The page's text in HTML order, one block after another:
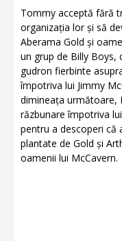
Tommy acceptă fără
organizația lor și să
Aberama Gold și
un grup de Billy Boys,
gudron fierbinte
împotriva lui Jimmy
dimineața următoare,
răzbunare împotriva
pentru a descoperi că
plantate de Gold și
oamenii lui McCavern.